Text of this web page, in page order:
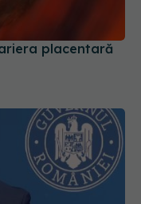
placentară